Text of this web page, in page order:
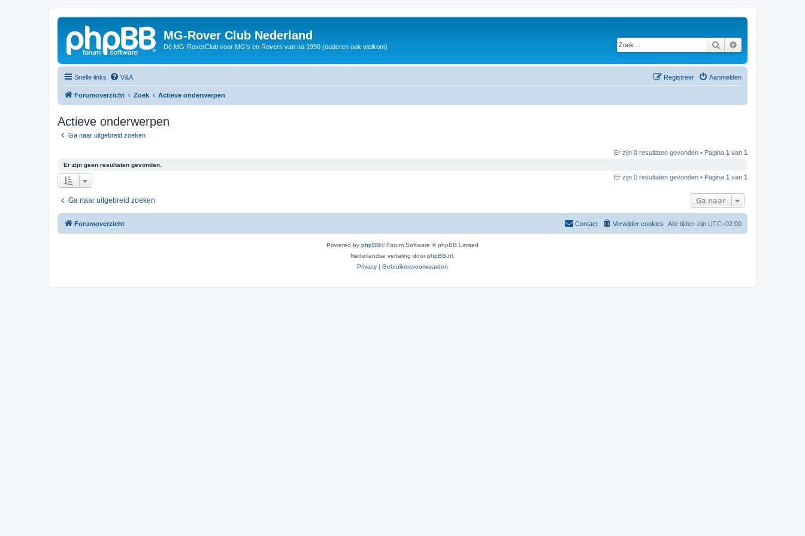
MG-Rover Club Nederland
Dé MG-RoverClub voor MG's en Rovers van na 1990 (ouderen ook welkom) Zoek
Snelle links V&A Aanmelden
Registreer
Forumoverzicht Zoek Actieve onderwerpen
Actieve onderwerpen
Ga naar uitgebreid zoeken
Er zijn 0 resultaten gevonden • Pagina 1 van 1
Er zijn geen resultaten gevonden.
Er zijn 0 resultaten gevonden • Pagina 1 van 1
Ga naar uitgebreid zoeken Ga naar
Forumoverzicht Alle tijden zijn UTC+02:00
Verwijder cookies
Contact
Powered by phpBB® Forum Software © phpBB Limited
Nederlandse vertaling doorphpBB.nl
Privacy | Gebruikersvoorwaarden